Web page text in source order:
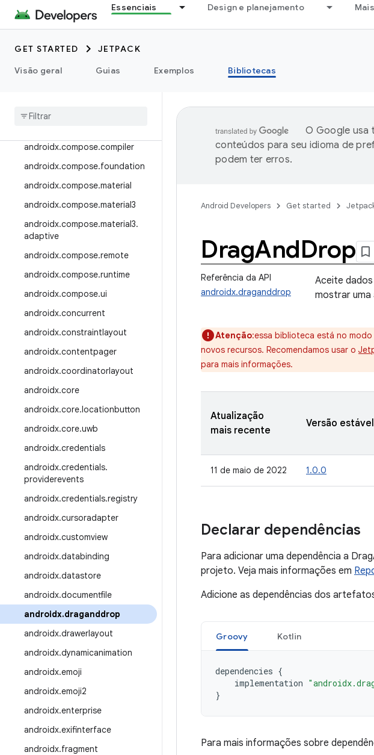
Essenciais Design e planejamento Mais
GET STARTED
JETPACK
Visão geral
Guias Exemplos Bibliotecas
androidx.camera.viewfinder
androidx.car
androidx.car.app
androidx.cardview
androidx.compose.compiler
androidx.compose.foundation
androidx.compose.material
androidx.compose.material3
androidx.compose.material3.
adaptive
androidx.compose.remote
androidx.compose.runtime
androidx.compose.ui
androidx.concurrent
androidx.constraintlayout
androidx.contentpager
androidx.coordinatorlayout
androidx.core
androidx.core.locationbutton
androidx.core.uwb
androidx.credentials
androidx.credentials.
providerevents
androidx.credentials.registry
androidx.cursoradapter
androidx.customview
androidx.databinding
androidx.datastore
androidx.documentfile
androidx.draganddrop
androidx.drawerlayout
androidx.dynamicanimation
androidx.emoji
androidx.emoji2
androidx.enterprise
androidx.exifinterface
androidx.fragment
O Google usa
conteúdos para seu idioma de
podem ter erros.
Android Developers Get started
DragAndDrop
Referência da API
androidx.draganddrop
Aceite
mostrar
Atenção:essa biblioteca está no
novos recursos. Recomendamos usar o
para mais informações.
Atualização
mais recente
Versão estável
11 de maio de 2022 1.0.0
Declarar dependências
Para adicionar uma dependência a
projeto. Veja mais informações em
Adicione as dependências dos
Groovy Kotlin
dependencies {
implementation
}
Para mais informações sobre